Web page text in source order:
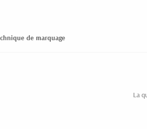
de marquage
La